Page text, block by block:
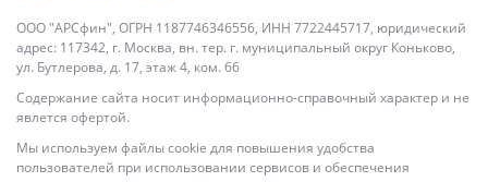
ООО "АРСфин", ОГРН 1187746346556, ИНН 7722445717, юридический
адрес: 117342, г. Москва, вн. тер. г. муниципальный округ Коньково,
ул. Бутлерова, д. 17, этаж 4, ком. 66
Содержание сайта носит информационно-справочный характер и не
явлется офертой.
Мы используем файлы cookie для повышения удобства
пользователей при использовании сервисов и обеспечения